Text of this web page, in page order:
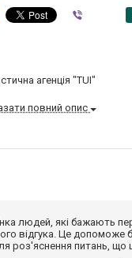
агенція "TUI"
повний опис
людей, які бажають
відгука. Це допоможе
роз'яснення питань, що